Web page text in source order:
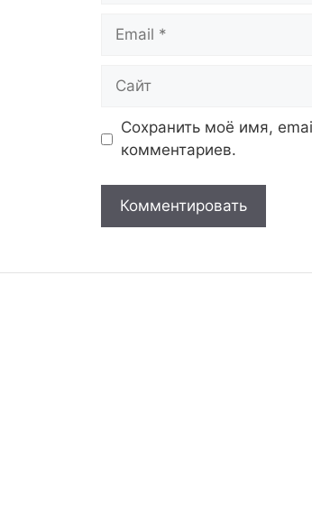
Email
Сайт
Сохранить моё имя,
комментариев.